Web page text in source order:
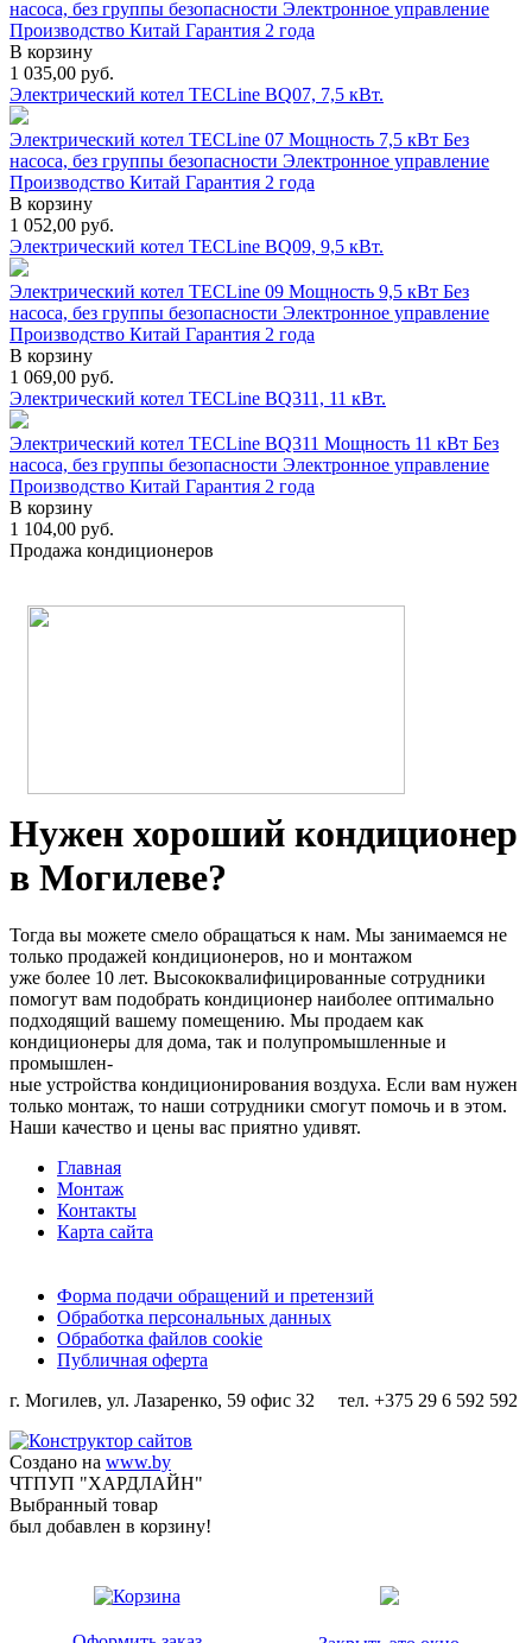
насоса, без группы безопасности Электронное управление
Производство Китай Гарантия 2 года
В корзину
1 035,00 руб.
Электрический котел TECLine BQ07, 7,5 кВт.
Электрический котел TECLine 07 Мощность 7,5 кВт Без
насоса, без группы безопасности Электронное управление
Производство Китай Гарантия 2 года
В корзину
1 052,00 руб.
Электрический котел TECLine BQ09, 9,5 кВт.
Электрический котел TECLine 09 Мощность 9,5 кВт Без
насоса, без группы безопасности Электронное управление
Производство Китай Гарантия 2 года
В корзину
1 069,00 руб.
Электрический котел TECLine BQ311, 11 кВт.
Электрический котел TECLine BQ311 Мощность 11 кВт Без
насоса, без группы безопасности Электронное управление
Производство Китай Гарантия 2 года
В корзину
1 104,00 руб.
Продажа кондиционеров
Нужен хороший кондиционер
в Могилеве?
Тогда вы можете смело обращаться к нам. Мы занимаемся не
только продажей кондиционеров, но и монтажом
уже более 10 лет. Высококвалифицированные сотрудники
помогут вам подобрать кондиционер наиболее оптимально
подходящий вашему помещению. Мы продаем как
кондиционеры для дома, так и полупромышленные и
промышлен-
ные устройства кондиционирования воздуха. Если вам нужен
только монтаж, то наши сотрудники смогут помочь и в этом.
Наши качество и цены вас приятно удивят.
Главная
Монтаж
Контакты
Карта сайта
Форма подачи обращений и претензий
Обработка персональных данных
Обработка файлов cookie
Публичная оферта
г. Могилев, ул. Лазаренко, 59 офис 32 тел. +375 29 6 592 592
Создано на www.by
ЧТПУП "ХАРДЛАЙН"
Выбранный товар
был добавлен в корзину!